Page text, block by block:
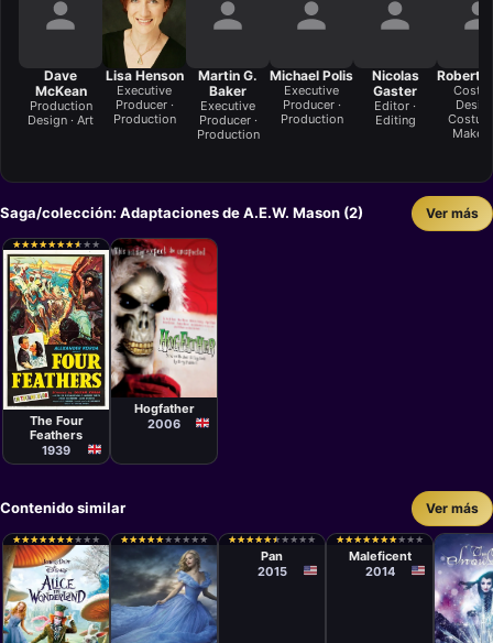
Dave
McKean
Production
Design · Art
Lisa Henson
Executive
Producer ·
Production
Martin G.
Baker
Executive
Producer ·
Production
Michael Polis
Executive
Producer ·
Production
Nicolas
Gaster
Editor ·
Editing
Robert
Make-
Saga/colección: Adaptaciones de A.E.W. Mason (2) Ver más
★
★★
★★
★★
★★
★★
★★
★★
★ ★
★ ★
★
Película
Zoltan Korda
The Four
Feathers
1939
Serie
Hogfather
2006
Contenido similar Ver más
★
★★
★★
★★
★★
★★
★★
★★
★ ★
★ ★
★ ★
★★
★★
★★
★★
★★
★ ★
★ ★
★ ★
★ ★
★ ★
★★
★★
★★
★★
★★
★ ★
★ ★
★ ★
★ ★
★
Joe Wright
Pan
2015
★
★★
★★
★★
★★
★★
★★
★★
★ ★
★ ★
★
Robert
Stromberg
Maleficent
2014